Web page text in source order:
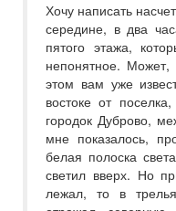
Хочу написать
середине, в два
пятого этажа,
непонятное.
этом вам уже
востоке от
городок Дуброво,
мне показалось,
белая полоска
светил вверх. Но
лежал, то в